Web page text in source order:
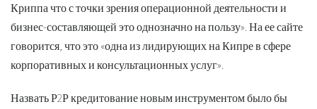
Криппа что с точки зрения операционной деятельности и
бизнес-составляющей это однозначно на пользу». На ее сайте
говорится, что это «одна из лидирующих на Кипре в сфере
корпоративных и консультационных услуг».
Назвать Р2Р кредитование новым инструментом было бы